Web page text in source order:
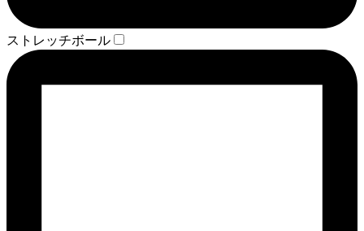
ストレッチボール